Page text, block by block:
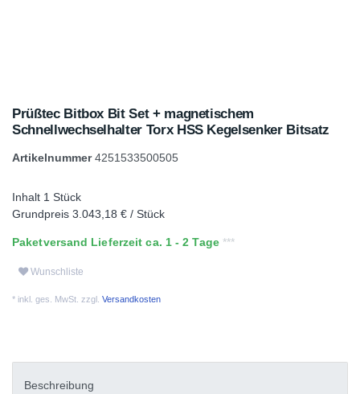
Prüßtec Bitbox Bit Set + magnetischem
Schnellwechselhalter Torx HSS Kegelsenker Bitsatz
Artikelnummer4251533500505
Inhalt 1 Stück
Grundpreis 3.043,18 € / Stück
Paketversand Lieferzeit ca. 1 - 2 Tage
Wunschliste
* inkl. ges. MwSt. zzgl. Versandkosten
Beschreibung